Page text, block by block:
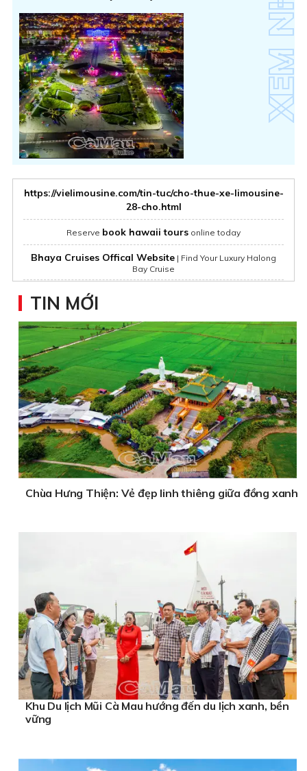
https://vielimousine.com/tin-tuc/cho-thue-xe-limousine-
28-cho.html
Reserve book hawaii tours online today
Bhaya Cruises Offical Website | Find Your Luxury Halong
Bay Cruise
TIN MỚI
Chùa Hưng Thiện: Vẻ đẹp linh thiêng giữa đồng xanh
Khu Du lịch Mũi Cà Mau hướng đến du lịch xanh, bền
vững